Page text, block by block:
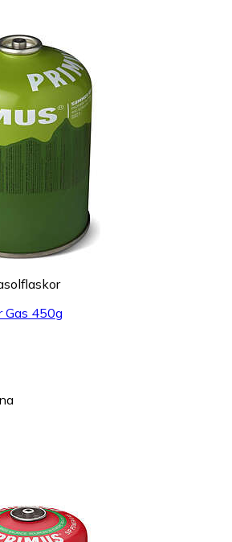
Gas 450g